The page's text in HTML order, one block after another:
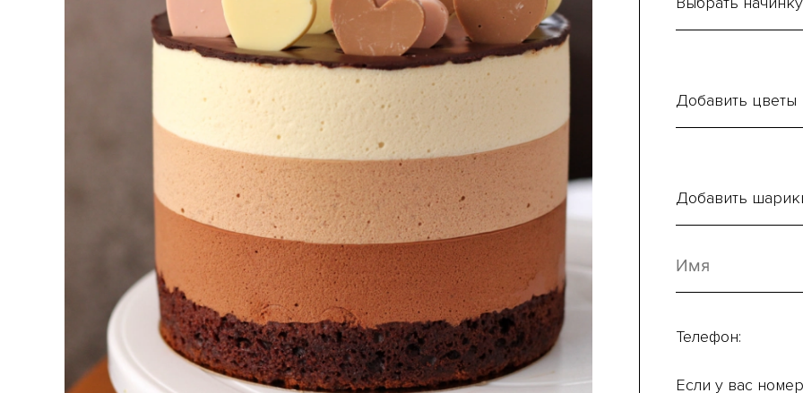
Добавить цветы
Добавить
Телефон:
Если у вас